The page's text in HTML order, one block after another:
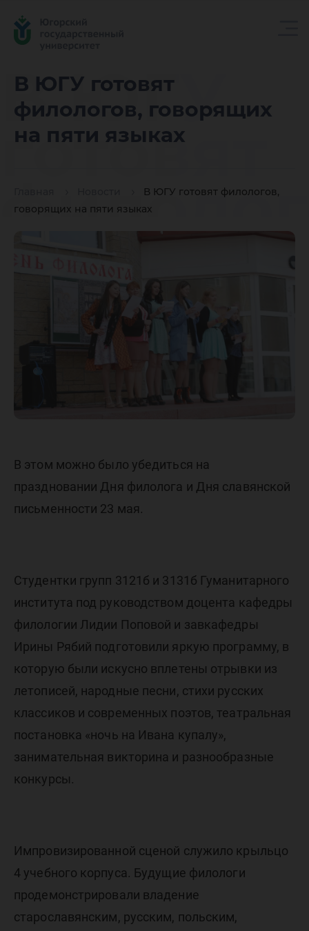
В ЮГУ готовят
филологов, говорящих
на пяти языках
В ЮГУ готовят филологов,
говорящих на пяти языках
В ЮГУ
готовят
на пяти
языках
В этом можно было убедиться на
праздновании Дня филолога и Дня славянской
письменности 23 мая.
Студентки групп 3121б и 3131б Гуманитарного
института под руководством доцента кафедры
филологии Лидии Поповой и завкафедры
Ирины Рябий подготовили яркую программу, в
которую были искусно вплетены отрывки из
летописей, народные песни, стихи русских
классиков и современных поэтов, театральная
постановка «ночь на Ивана купалу»,
занимательная викторина и разнообразные
конкурсы.
Импровизированной сценой служило крыльцо
4 учебного корпуса. Будущие филологи
продемонстрировали владение
старославянским, русским, польским,